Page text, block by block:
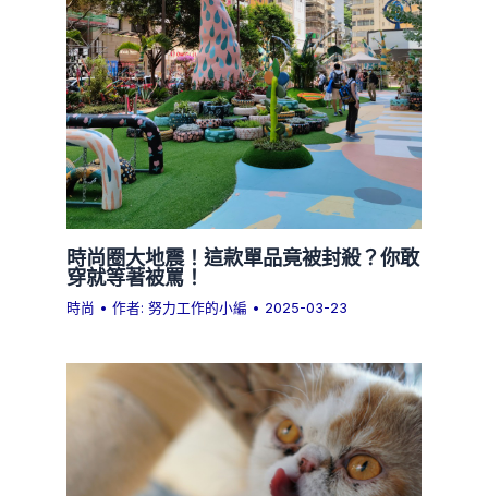
時尚圈大地震！這款單品竟被封殺？你敢
穿就等著被罵！
時尚 • 作者:努力工作的小編 • 2025-03-23